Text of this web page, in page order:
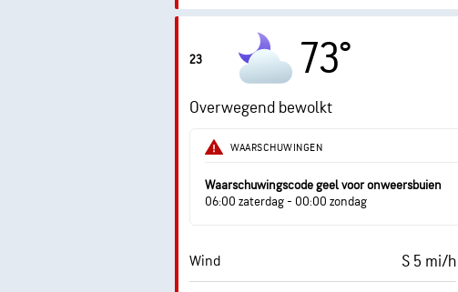
AccuLumen Brightness Index™
Wolkendek
23 73°
Overwegend bewolkt
WAARSCHUWINGEN
Waarschuwingscode geel voor onweersbuien
06:00 zaterdag - 00:00 zondag
Wind S 5 mi/h